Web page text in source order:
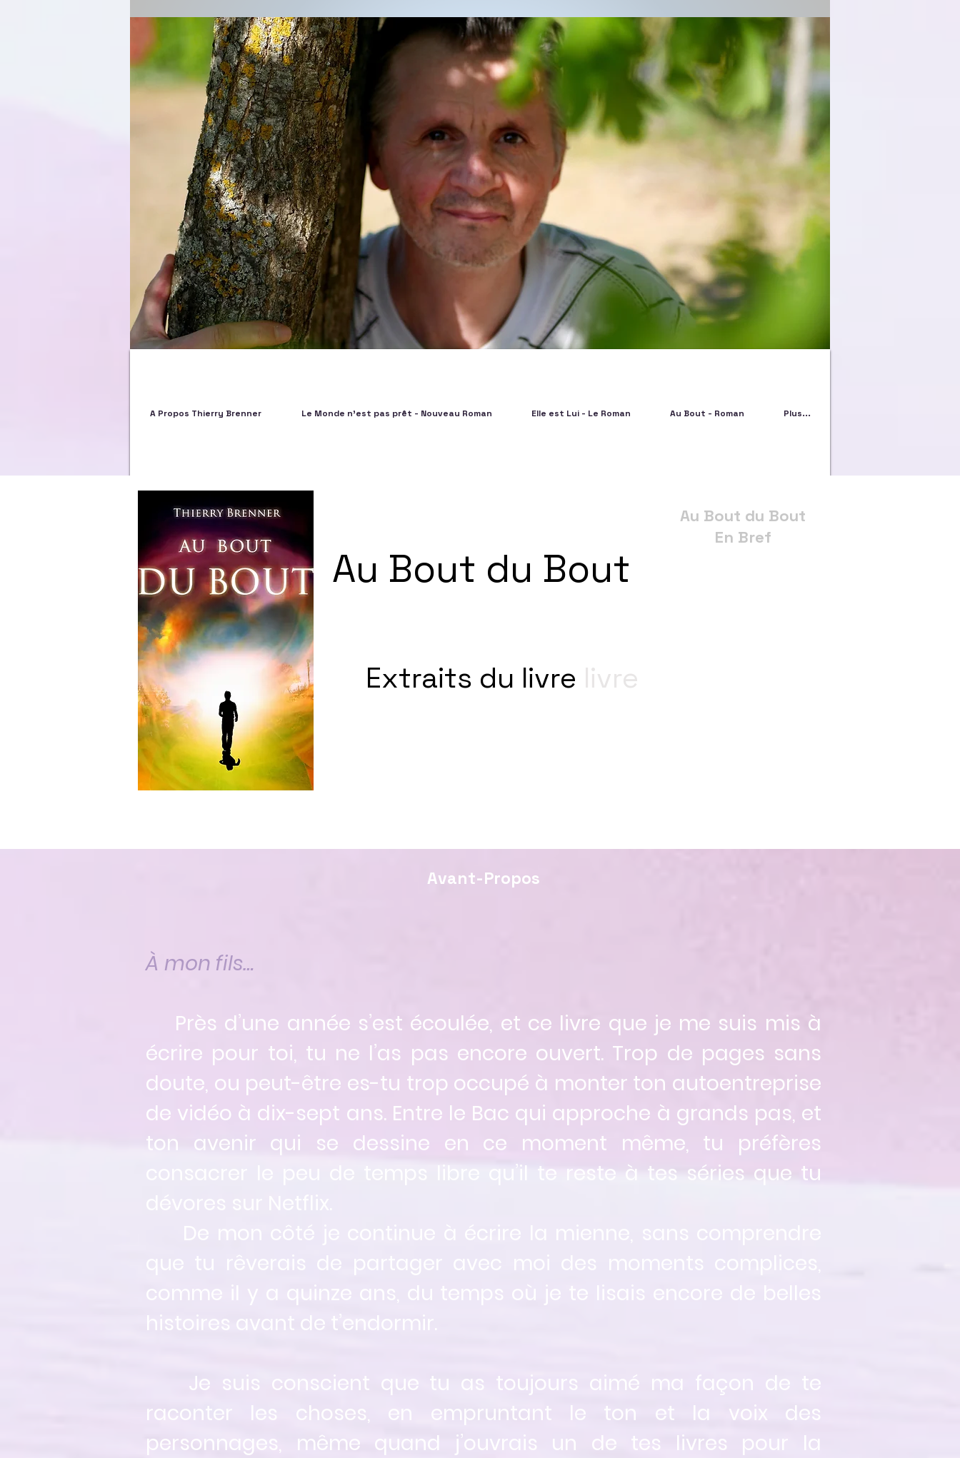
A Propos Thierry Brenner Le Monde n'est pas prêt - Nouveau Roman Elle est Lui - Le Roman Au Bout - Roman Plus...
Au Bout du Bout
Extraits du livre livre
Au Bout du Bout
En Bref
Avant-Propos
À mon fils…
Près d’une année s’est écoulée, et ce livre que je me suis mis à
écrire pour toi, tu ne l’as pas encore ouvert. Trop de pages sans
doute, ou peut-être es-tu trop occupé à monter ton autoentreprise
de vidéo à dix-sept ans. Entre le Bac qui approche à grands pas, et
ton avenir qui se dessine en ce moment même, tu préfères
consacrer le peu de temps libre qu’il te reste à tes séries que tu
De mon côté je continue à écrire la mienne, sans comprendre
que tu rêverais de partager avec moi des moments complices,
comme il y a quinze ans, du temps où je te lisais encore de belles
histoires avant de t’endormir.
Je suis conscient que tu as toujours aimé ma façon de te
raconter les choses, en empruntant le ton et la voix des
personnages, même quand j’ouvrais un de tes livres pour la